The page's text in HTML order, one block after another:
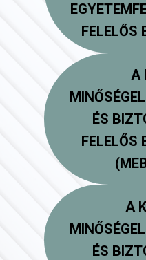
FELELŐS
A
ÉS
FELELŐS
A
ÉS